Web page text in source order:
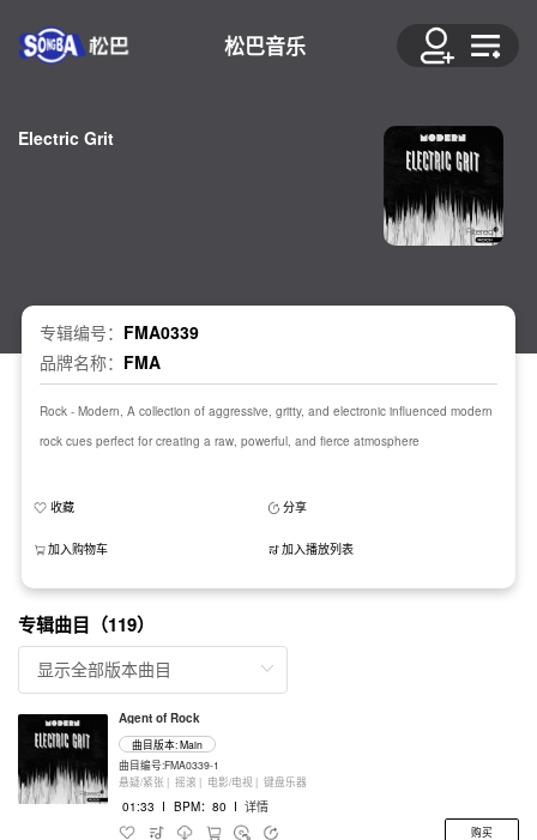
松巴音乐
Electric Grit
专辑编号： FMA0339
品牌名称： FMA
Rock - Modern, A collection of aggressive, gritty, and electronic influenced modern
rock cues perfect for creating a raw, powerful, and fierce atmosphere
收藏 分享
加入购物车 加入播放列表
专辑曲目（119）
Agent of Rock
曲目版本: Main
曲目编号:FMA0339-1
悬疑/紧张 | 摇滚 | 电影/电视 | 键盘乐器
01:33 I BPM：80 I 详情
购买